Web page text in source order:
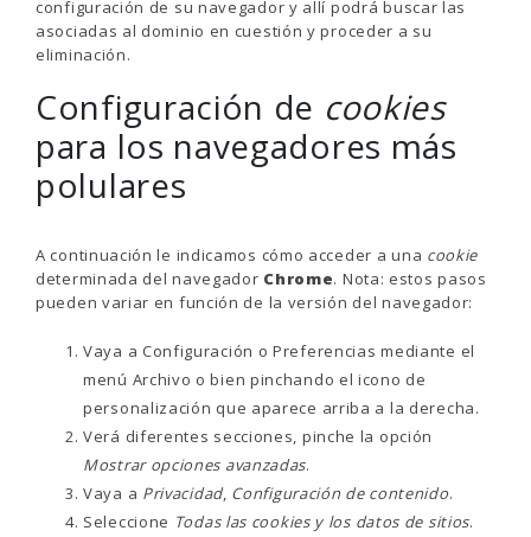
configuración de su navegador y allí podrá buscar las
asociadas al dominio en cuestión y proceder a su
eliminación.
Configuración de cookies
para los navegadores más
polulares
A continuación le indicamos cómo acceder a una cookie
determinada del navegador Chrome. Nota: estos pasos
pueden variar en función de la versión del navegador:
Vaya a Configuración o Preferencias mediante el
menú Archivo o bien pinchando el icono de
personalización que aparece arriba a la derecha.
Verá diferentes secciones, pinche la opción
Mostrar opciones avanzadas.
Vaya a Privacidad, Configuración de contenido.
Seleccione Todas las cookiesy los datos de sitios.